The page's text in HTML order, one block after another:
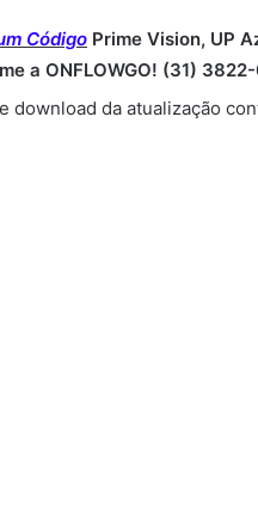
Código Prime Vision, UP
a ONFLOWGO! (31)
download da atualização